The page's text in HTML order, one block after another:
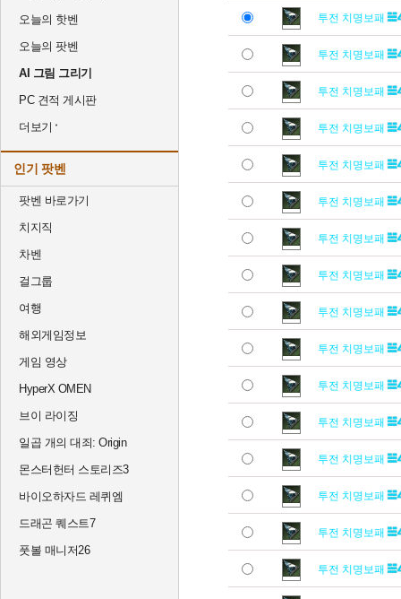
오늘의 핫벤
오늘의 팟벤
AI 그림 그리기
PC 견적 게시판
더보기
인기 팟벤
팟벤 바로가기
치지직
차벤
걸그룹
여행
해외게임정보
게임 영상
HyperX OMEN
브이 라이징
일곱 개의 대죄: Origin
몬스터헌터 스토리즈3
바이오하자드 레퀴엠
드래곤 퀘스트7
풋볼 매니저26
투전 치명보패
투전 치명보패
투전 치명보패
투전 치명보패
투전 치명보패
투전 치명보패
투전 치명보패
투전 치명보패
투전 치명보패
투전 치명보패
투전 치명보패
투전 치명보패
투전 치명보패
투전 치명보패
투전 치명보패
투전 치명보패